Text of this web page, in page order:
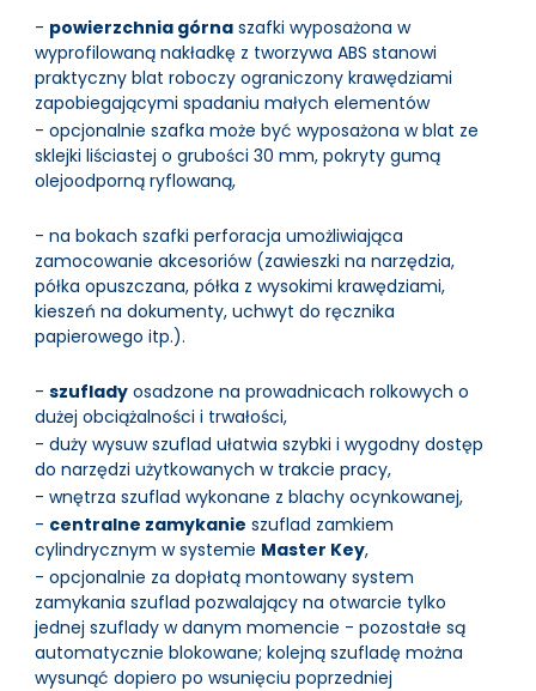
- powierzchnia górna szafki wyposażona w
wyprofilowaną nakładkę z tworzywa ABS stanowi
praktyczny blat roboczy ograniczony krawędziami
zapobiegającymi spadaniu małych elementów
- opcjonalnie szafka może być wyposażona w blat ze
sklejki liściastej o grubości 30 mm, pokryty gumą
olejoodporną ryflowaną,
- na bokach szafki perforacja umożliwiająca
zamocowanie akcesoriów (zawieszki na narzędzia,
półka opuszczana, półka z wysokimi krawędziami,
kieszeń na dokumenty, uchwyt do ręcznika
papierowego itp.).
-szuflady osadzone na prowadnicach rolkowych o
dużej obciążalności i trwałości,
- duży wysuw szuflad ułatwia szybki i wygodny dostęp
do narzędzi użytkowanych w trakcie pracy,
- wnętrza szuflad wykonane z blachy ocynkowanej,
- centralne zamykanie szuflad zamkiem
cylindrycznym w systemie Master Key,
- opcjonalnie za dopłatą montowany system
zamykania szuflad pozwalający na otwarcie tylko
jednej szuflady w danym momencie - pozostałe są
automatycznie blokowane; kolejną szufladę można
wysunąć dopiero po wsunięciu poprzedniej